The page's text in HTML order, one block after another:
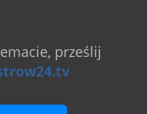
prześlij